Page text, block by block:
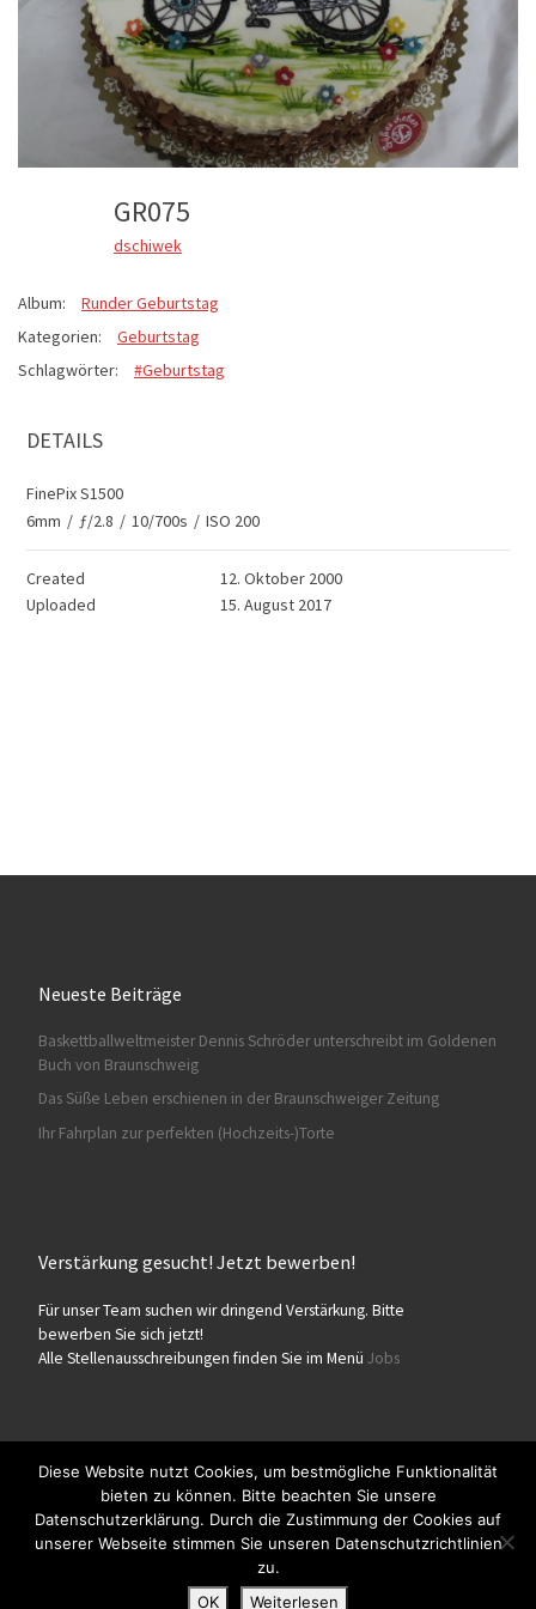
GR075
dschiwek
Album:
Runder Geburtstag
Kategorien:
Geburtstag
Schlagwörter:
#Geburtstag
DETAILS
FinePix S1500
6mm / ƒ/2.8 / 10/700s / ISO 200
Created
12. Oktober 2000
Uploaded
15. August 2017
Neueste Beiträge
Baskettballweltmeister Dennis Schröder unterschreibt im Goldenen
Buch von Braunschweig
Das Süße Leben erschienen in der Braunschweiger Zeitung
Ihr Fahrplan zur perfekten (Hochzeits-)Torte
Verstärkung gesucht! Jetzt bewerben!
Für unser Team suchen wir dringend Verstärkung. Bitte
bewerben Sie sich jetzt!
Alle Stellenausschreibungen finden Sie im Menü Jobs
© 2026Konditorei Süßes Leben– Alle Rechte vorbehalten
Präsentiert von WP – Entworfen mit demCustomizr-Theme
Diese Website nutzt Cookies, um bestmögliche Funktionalität
bieten zu können. Bitte beachten Sie unsere
Datenschutzerklärung. Durch die Zustimmung der Cookies auf
unserer Webseite stimmen Sie unseren Datenschutzrichtlinien
zu.
OK
Weiterlesen